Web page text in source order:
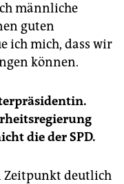
in Hamburg
die
einführen,
in
(
männliche
guten
ich mich, dass wir
können.
die der SPD.
Zeitpunkt deutlich